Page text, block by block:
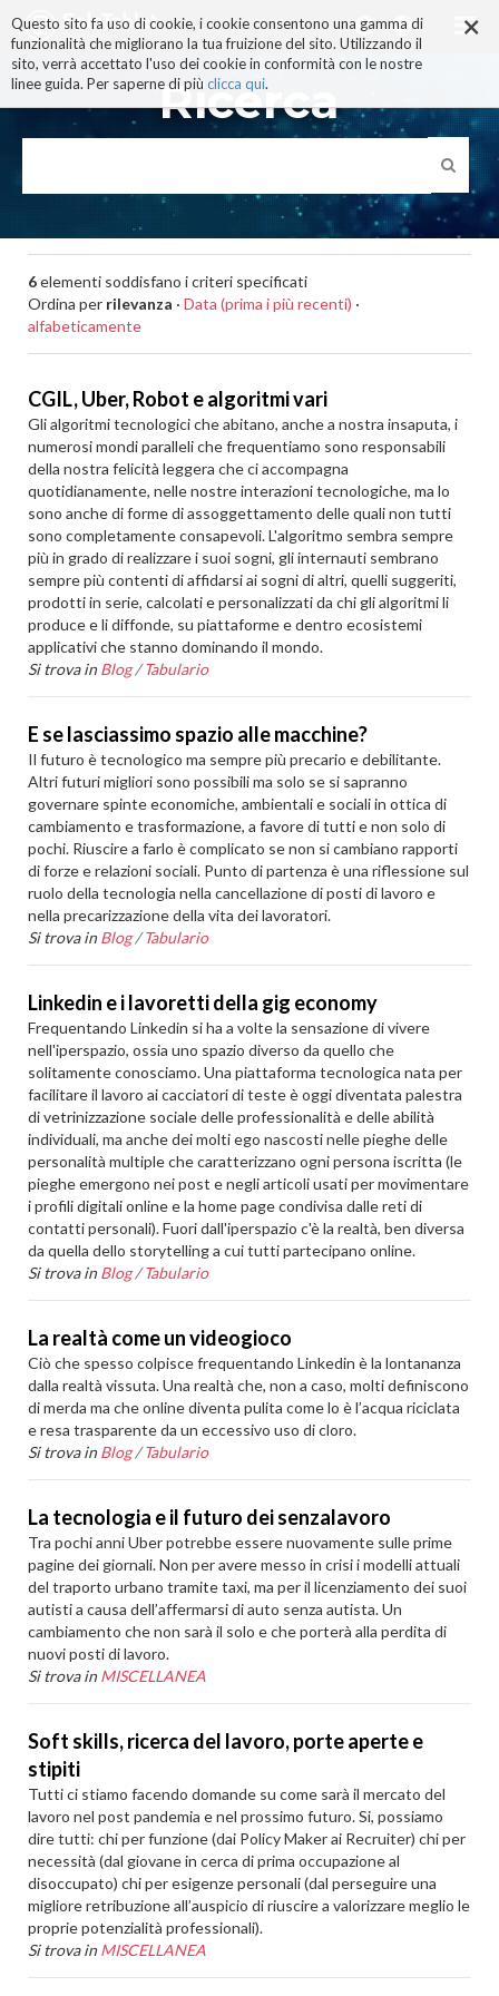
×
Questo sito fa uso di cookie, i cookie consentono una gamma di
funzionalità che migliorano la tua fruizione del sito. Utilizzando il
sito, verrà accettato l'uso dei cookie in conformità con le nostre
linee guida. Per saperne di più clicca qui.
ai
contenuti.
|
alla
navigazione
Ricerca
6elementi soddisfano i criteri specificati
Ordina per rilevanza · Data (prima i più recenti) ·
alfabeticamente
CGIL, Uber, Robot e algoritmi vari
Gli algoritmi tecnologici che abitano, anche a nostra insaputa, i
numerosi mondi paralleli che frequentiamo sono responsabili
della nostra felicità leggera che ci accompagna
quotidianamente, nelle nostre interazioni tecnologiche, ma lo
sono anche di forme di assoggettamento delle quali non tutti
sono completamente consapevoli. L'algoritmo sembra sempre
più in grado di realizzare i suoi sogni, gli internauti sembrano
sempre più contenti di affidarsi ai sogni di altri, quelli suggeriti,
prodotti in serie, calcolati e personalizzati da chi gli algoritmi li
produce e li diffonde, su piattaforme e dentro ecosistemi
applicativi che stanno dominando il mondo.
Si trova in Blog /Tabulario
E se lasciassimo spazio alle macchine?
Il futuro è tecnologico ma sempre più precario e debilitante.
Altri futuri migliori sono possibili ma solo se si sapranno
governare spinte economiche, ambientali e sociali in ottica di
cambiamento e trasformazione, a favore di tutti e non solo di
pochi. Riuscire a farlo è complicato se non si cambiano rapporti
di forze e relazioni sociali. Punto di partenza è una riflessione sul
ruolo della tecnologia nella cancellazione di posti di lavoro e
nella precarizzazione della vita dei lavoratori.
Si trova in Blog /Tabulario
Linkedin e i lavoretti della gig economy
Frequentando Linkedin si ha a volte la sensazione di vivere
nell'iperspazio, ossia uno spazio diverso da quello che
solitamente conosciamo. Una piattaforma tecnologica nata per
facilitare il lavoro ai cacciatori di teste è oggi diventata palestra
di vetrinizzazione sociale delle professionalità e delle abilità
individuali, ma anche dei molti ego nascosti nelle pieghe delle
personalità multiple che caratterizzano ogni persona iscritta (le
pieghe emergono nei post e negli articoli usati per movimentare
i profili digitali online e la home page condivisa dalle reti di
contatti personali). Fuori dall'iperspazio c'è la realtà, ben diversa
da quella dello storytelling a cui tutti partecipano online.
Si trova in Blog /Tabulario
La realtà come un videogioco
Ciò che spesso colpisce frequentando Linkedin è la lontananza
dalla realtà vissuta. Una realtà che, non a caso, molti definiscono
di merda ma che online diventa pulita come lo è l’acqua riciclata
e resa trasparente da un eccessivo uso di cloro.
Si trova in Blog /Tabulario
La tecnologia e il futuro dei senzalavoro
Tra pochi anni Uber potrebbe essere nuovamente sulle prime
pagine dei giornali. Non per avere messo in crisi i modelli attuali
del traporto urbano tramite taxi, ma per il licenziamento dei suoi
autisti a causa dell’affermarsi di auto senza autista. Un
cambiamento che non sarà il solo e che porterà alla perdita di
nuovi posti di lavoro.
Si trova in MISCELLANEA
Soft skills, ricerca del lavoro, porte aperte e
stipiti
Tutti ci stiamo facendo domande su come sarà il mercato del
lavoro nel post pandemia e nel prossimo futuro. Si, possiamo
dire tutti: chi per funzione (dai Policy Maker ai Recruiter) chi per
necessità (dal giovane in cerca di prima occupazione al
disoccupato) chi per esigenze personali (dal perseguire una
migliore retribuzione all’auspicio di riuscire a valorizzare meglio le
proprie potenzialità professionali).
Si trova in MISCELLANEA